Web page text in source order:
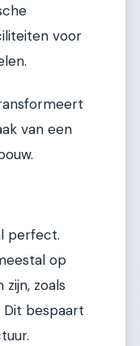
voor
van een
perfect.
op
zoals
Dit bespaart